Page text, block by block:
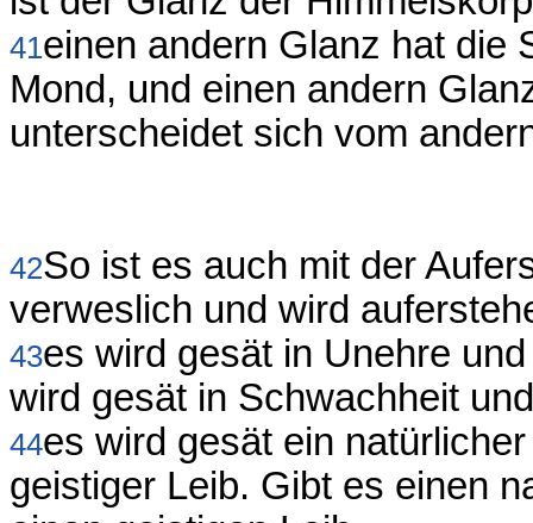
41einen andern Glanz hat die
Mond, und einen andern
unterscheidet sich vom
42So ist es auch mit der
verweslich und wird
43es wird gesät in Unehre
wird gesät in Schwachheit
44es wird gesät ein
geistiger Leib. Gibt es einen